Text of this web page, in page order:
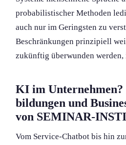
probabilistischer Methoden
auch nur im Geringsten zu
Beschränkung­en prinzipiell
zukünftig überwunden werden,
KI im
bildung­en und
von SEMINAR-
Vom Service-Chatbot bis hin